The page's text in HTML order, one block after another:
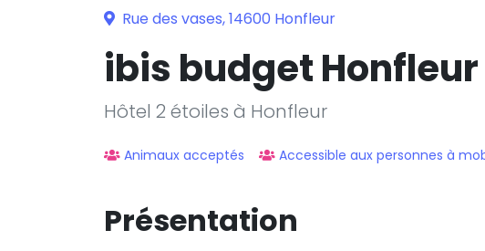
Rue des vases, 14600 Honfleur
ibis budget
Hôtel 2 étoiles à Honfleur
Animaux acceptés Accessible aux personnes à
Présentation